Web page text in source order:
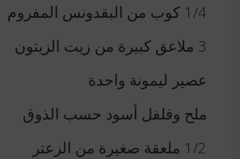
1/4 كوب من البقدونس المفروم
3 ملاعق كبيرة من زيت الزيتون
عصير ليمونة واحدة
ملح وفلفل أسود حسب الذوق
1/2 ملعقة صغيرة من الزعتر